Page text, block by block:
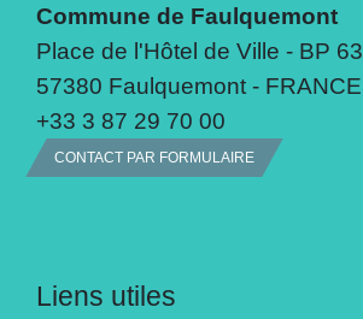
Commune de Faulquemont
Place de l'Hôtel de Ville - BP 63
57380 Faulquemont - FRANCE
+33 3 87 29 70 00
CONTACT PAR FORMULAIRE
Liens utiles